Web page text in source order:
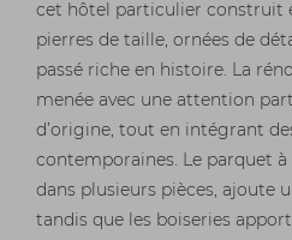
cet hôtel particulier construit
pierres de taille, ornées de
passé riche en histoire. La
menée avec une attention
d’origine, tout en intégrant
contemporaines. Le parquet
dans plusieurs pièces, ajoute
tandis que les boiseries